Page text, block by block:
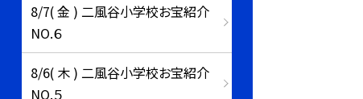
8/7( 金 ) 二風谷小学校お宝紹介
NO.６
8/6( 木 ) 二風谷小学校お宝紹介
NO.５